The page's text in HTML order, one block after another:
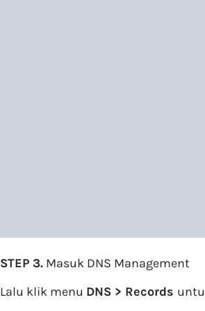
STEP 3. Masuk DNS Management
Lalu klik menu DNS > Records